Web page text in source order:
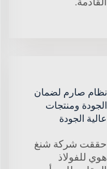
نظام صارم لضمان
الجودة ومنتجات
عالية الجودة
حققت شركة شنغ
هوي للفولاذ